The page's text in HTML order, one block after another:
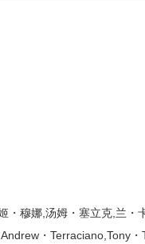
・穆娜,汤姆・塞立克,兰
・Terraciano,Tony